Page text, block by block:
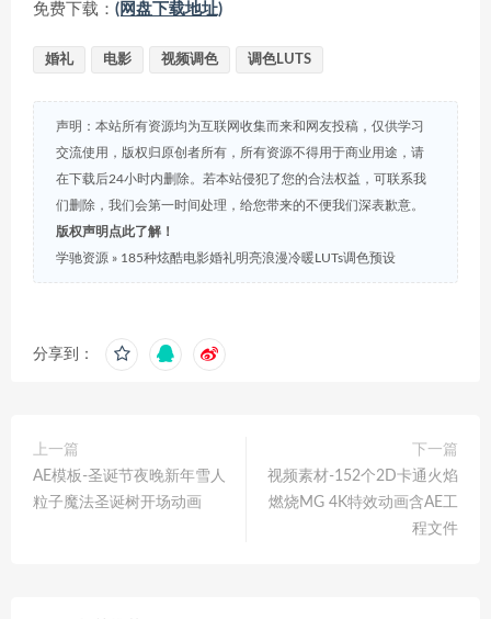
免费下载： (网盘下载地址)
婚礼 电影 视频调色 调色LUTS
声明：本站所有资源均为互联网收集而来和网友投稿，仅供学习
交流使用，版权归原创者所有，所有资源不得用于商业用途，请
在下载后24小时内删除。若本站侵犯了您的合法权益，可联系我
们删除，我们会第一时间处理，给您带来的不便我们深表歉意。
版权声明点此了解！
学驰资源 » 185种炫酷电影婚礼明亮浪漫冷暖LUTs调色预设
分享到：
上一篇
AE模板-圣诞节夜晚新年雪人
粒子魔法圣诞树开场动画
下一篇
视频素材-152个2D卡通火焰
燃烧MG 4K特效动画含AE工
程文件